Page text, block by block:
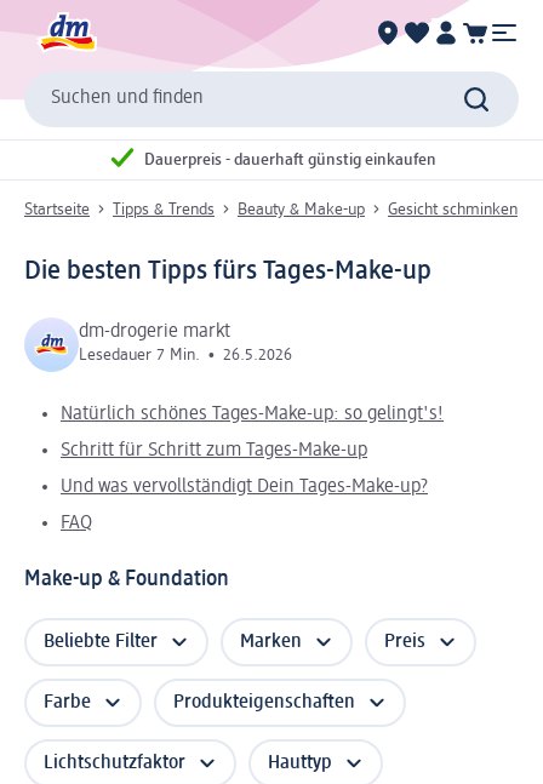
Suchen und finden
Dauerpreis - dauerhaft günstig einkaufen
Startseite Tipps & Trends Beauty & Make-up Gesicht schminken
Die besten Tipps fürs Tages-Make-up
dm-drogerie markt
Lesedauer 7 Min. • 26.5.2026
Natürlich schönes Tages-Make-up: so gelingt's!
Schritt für Schritt zum Tages-Make-up
Und was vervollständigt Dein Tages-Make-up?
FAQ
Make-up & Foundation
Beliebte Filter Marken Preis
Farbe Produkteigenschaften
Lichtschutzfaktor Hauttyp